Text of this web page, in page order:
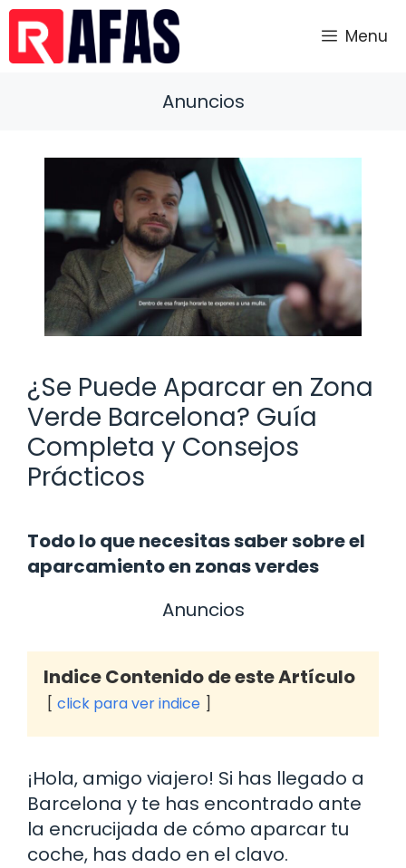
Saltar
contenido
Menu
Anuncios
¿Se Puede Aparcar en Zona
Verde Barcelona? Guía
Completa y Consejos
Prácticos
Todo lo que necesitas saber sobre el
aparcamiento en zonas verdes
Anuncios
Indice Contenido de este Artículo
click para ver indice
¡Hola, amigo viajero! Si has llegado a
Barcelona y te has encontrado ante
la encrucijada de cómo aparcar tu
coche, has dado en el clavo.